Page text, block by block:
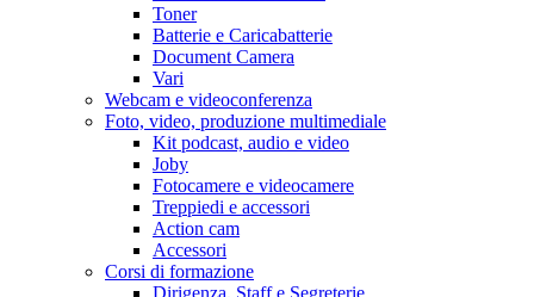
Toner
Batterie e Caricabatterie
Document Camera
Vari
Webcam e videoconferenza
Foto, video, produzione multimediale
Kit podcast, audio e video
Joby
Fotocamere e videocamere
Treppiedi e accessori
Action cam
Accessori
Corsi di formazione
Dirigenza, Staff e Segreterie